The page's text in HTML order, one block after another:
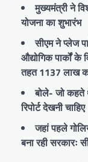
मुख्यमंत्री ने
योजना का शुभारंभ
सीएम ने प्लेज
औद्योगिक पार्कों
तहत 1137 लाख
बोले- जो कहते
रिपोर्ट देखनी चाहिए
जहां पहले
बना रही सरकारः